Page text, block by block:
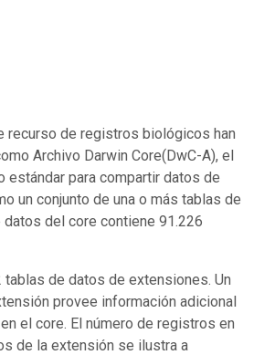
recurso de registros biológicos han
Archivo Darwin Core(DwC-A), el
estándar para compartir datos de
un conjunto de una o más tablas de
datos del core contiene 91.226
de datos de extensiones. Un
provee información adicional
el core. El número de registros en
de la extensión se ilustra a